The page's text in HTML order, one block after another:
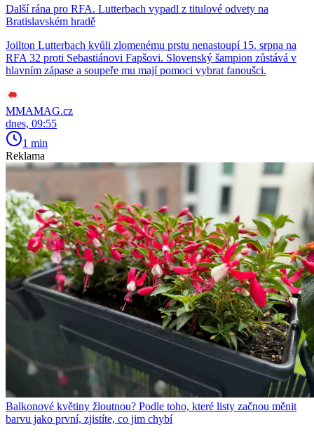
Další rána pro RFA. Lutterbach vypadl z titulové odvety na
Bratislavském hradě
Joilton Lutterbach kvůli zlomenému prstu nenastoupí 15. srpna na
RFA 32 proti Sebastiánovi Fapšovi. Slovenský šampion zůstává v
hlavním zápase a soupeře mu mají pomoci vybrat fanoušci.
MMAMAG.cz
dnes, 09:55
1 min
Reklama
Balkonové květiny žloutnou? Podle toho, které listy začnou měnit
barvu jako první, zjistíte, co jim chybí